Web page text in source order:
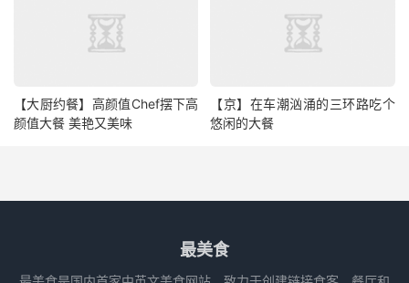
【大厨约餐】高颜值Chef摆下高
颜值大餐 美艳又美味
【京】在车潮汹涌的三环路吃个
悠闲的大餐
最美食